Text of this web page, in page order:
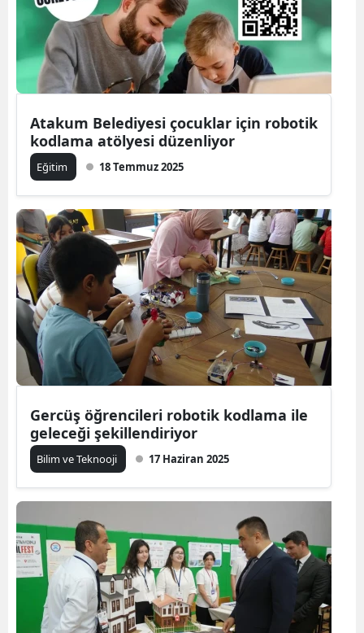
Atakum Belediyesi çocuklar için robotik
kodlama atölyesi düzenliyor
Eğitim 18 Temmuz 2025
Gercüş öğrencileri robotik kodlama ile
geleceği şekillendiriyor
Bilim ve Teknooji 17 Haziran 2025